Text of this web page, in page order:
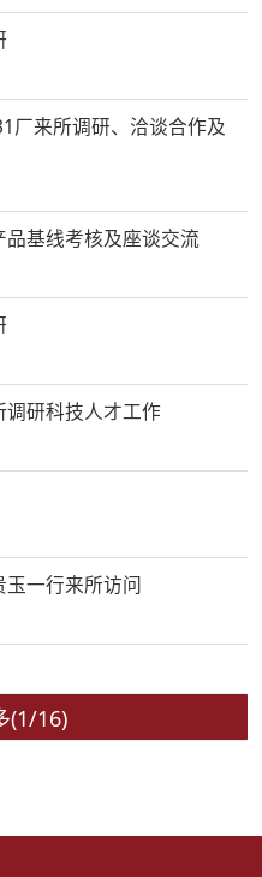
厂来所调研、洽谈合作及
基线考核及座谈交流
研科技人才工作
一行来所访问
(1/16)